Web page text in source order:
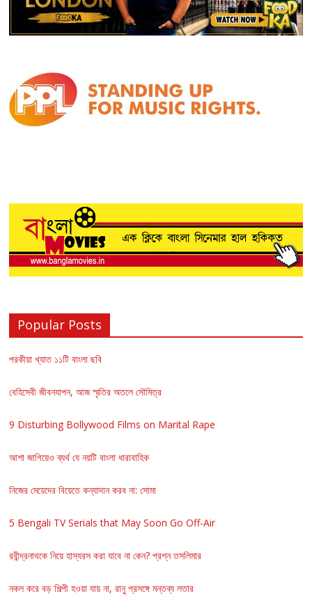
Popular Posts
পরকীয়া খ্যাত ১১টি বাংলা ছবি
বেহিসেবী জীবনযাপন, আজ স্মৃতির অতলে সৌমিত্র
9 Disturbing Bollywood Films on Marital Rape
আশা জাগিয়েও ব্যর্থ যে নয়টি বাংলা ধারাবাহিক
নিজের মেয়েদের বিয়েতে কন্যাদান করব না: সোমা
5 Bengali TV Serials that May Soon Go Off-Air
রবীন্দ্রনাথকে নিয়ে হাস্যরস করা যাবে না কেন? প্রশ্ন তসলিমার
নকল করে বড় শিল্পী হওয়া যায় না, রানু প্রসঙ্গে মন্তব্য লতার